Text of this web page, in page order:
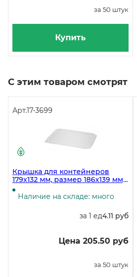
за 50 штук
Купить
С этим товаром смотрят
Арт.17-3699
Крышка для контейнеров
179х132 мм, размер 186х139 мм,
прозрачная ПП, 50 штук
Наличие на складе: много
за 1 ед4.11 руб
Цена 205.50 руб
за 50 штук